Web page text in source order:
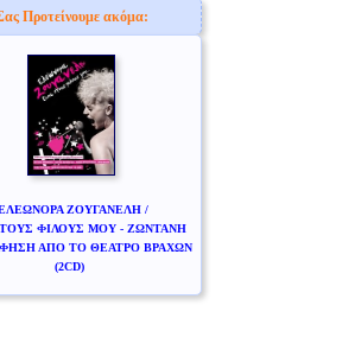
Προτείνουμε ακόμα:
ΖΟΥΓΑΝΕΛΗ /
ΦΙΛΟΥΣ ΜΟΥ - ΖΩΝΤΑΝΗ
ΑΠΟ ΤΟ ΘΕΑΤΡΟ ΒΡΑΧΩΝ
(2CD)